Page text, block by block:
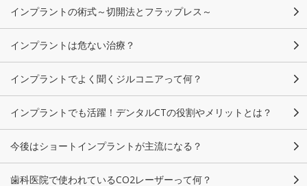
インプラントの術式～切開法とフラップレス～
インプラントは危ない治療？
インプラントでよく聞くジルコニアって何？
インプラントでも活躍！デンタルCTの役割やメリットとは？
今後はショートインプラントが主流になる？
歯科医院で使われているCO2レーザーって何？